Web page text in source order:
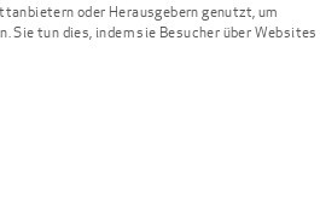
oder Herausgebern genutzt, um
Sie tun dies, indem sie Besucher über Websites